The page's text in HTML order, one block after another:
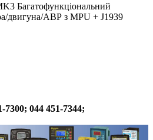
Багатофункціональний
двигуна/АВР з MPU + J1939
7300; 044 451-7344;